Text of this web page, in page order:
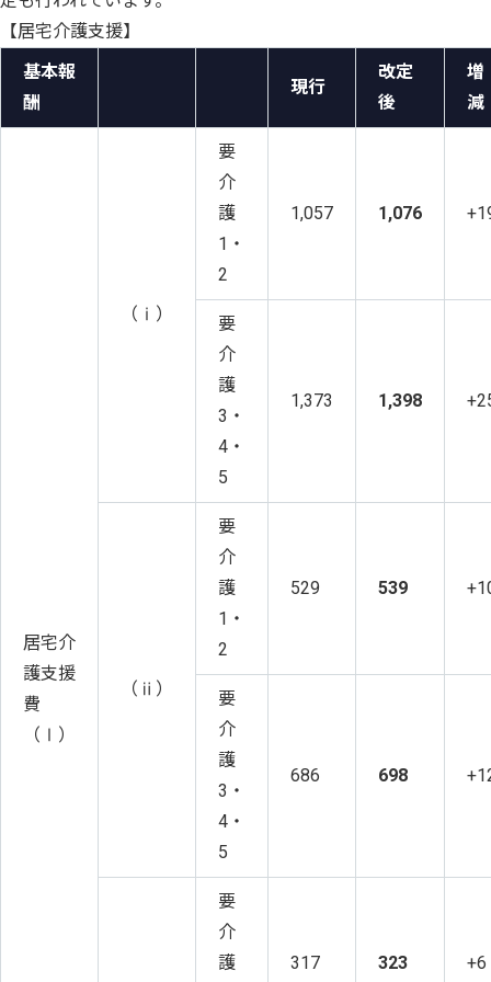
【居宅介護支援】
基本報
酬
現行
改定
後
増
減
居宅介
護支援
費
（Ⅰ）
（ⅰ）
要
介
護
1・
2
1,057 1,076
要
介
護
3・
4・
5
1,373 1,398
（ⅱ）
要
介
護
1・
2
529 539
要
介
護
3・
4・
5
686 698
要
介
護
317 323 +6